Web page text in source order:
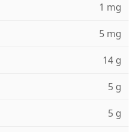
1 mg
5 mg
14 g
5 g
5 g